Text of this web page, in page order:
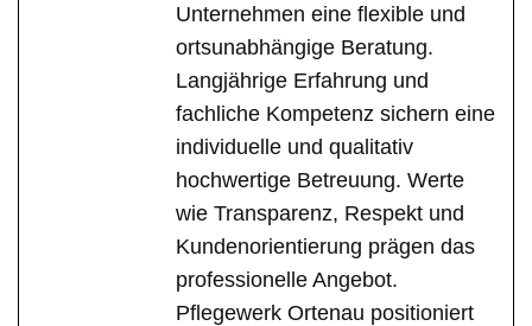
Unternehmen eine flexible und
ortsunabhängige Beratung.
Langjährige Erfahrung und
fachliche Kompetenz sichern eine
individuelle und qualitativ
hochwertige Betreuung. Werte
wie Transparenz, Respekt und
Kundenorientierung prägen das
professionelle Angebot.
Pflegewerk Ortenau positioniert